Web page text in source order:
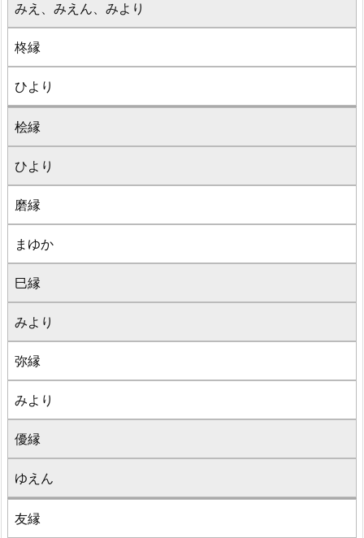
みえ、みえん、みより
柊縁
ひより
桧縁
ひより
磨縁
まゆか
巳縁
みより
弥縁
みより
優縁
ゆえん
友縁